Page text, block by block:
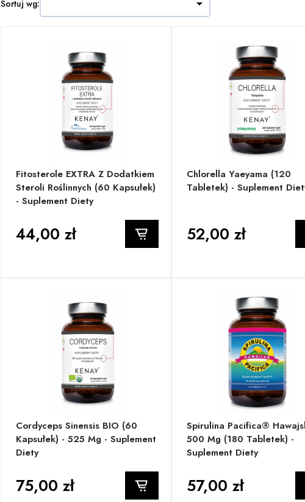
Sortuj wg: 
Fitosterole EXTRA Z Dodatkiem
Steroli Roślinnych (60 Kapsułek)
- Suplement Diety
44,00 zł
Chlorella Yaeyama (120
Tabletek) - Suplement
52,00 zł
Cordyceps Sinensis BIO (60
Kapsułek) - 525 Mg - Suplement
Diety
75,00 zł
Spirulina Pacifica®
500 Mg (180 Tabletek) -
Suplement Diety
57,00 zł